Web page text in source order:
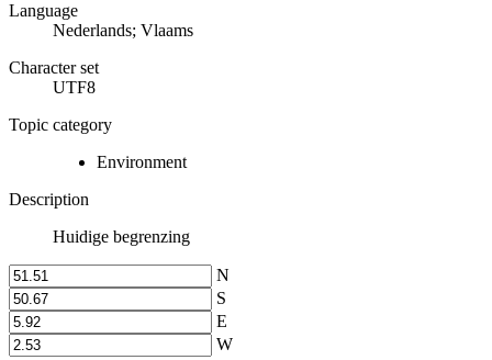
Language
Nederlands; Vlaams
Character set
UTF8
Topic category
Environment
Description
Huidige begrenzing
N
S
E
W